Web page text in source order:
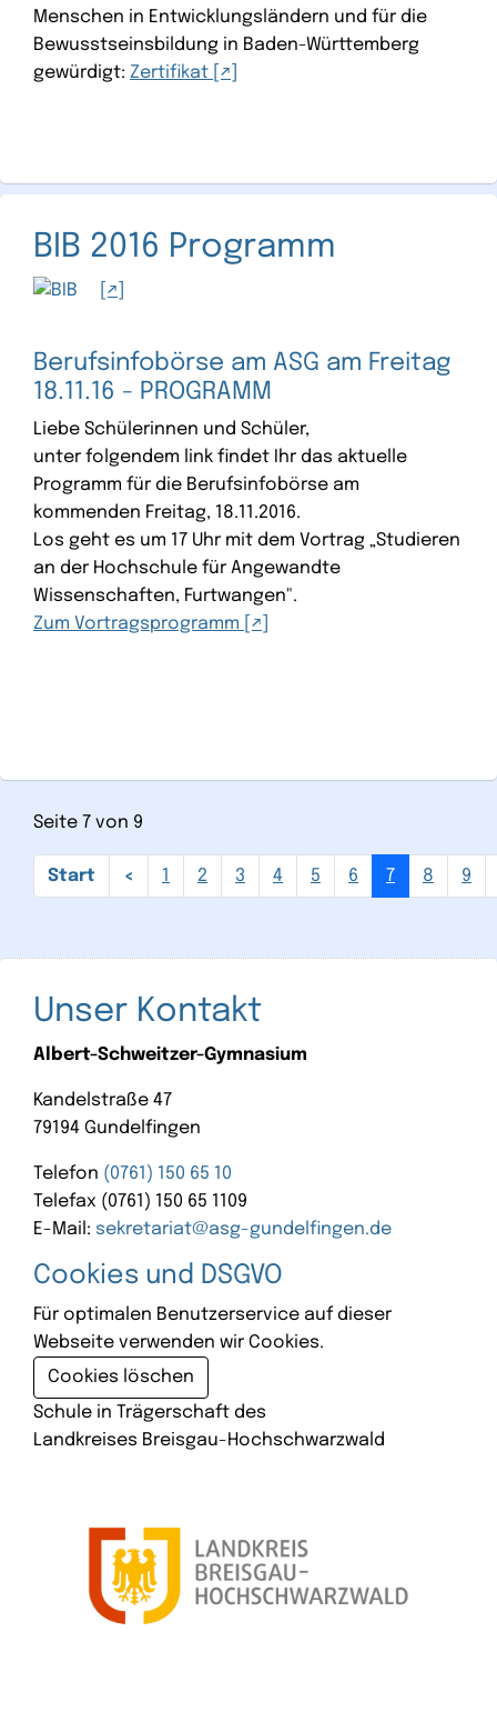
Menschen in Entwicklungsländern und für die
Bewusstseinsbildung in Baden-Württemberg
gewürdigt: Zertifikat
BIB 2016 Programm
Berufsinfobörse am ASG am Freitag
18.11.16 - PROGRAMM
Liebe Schülerinnen und Schüler,
unter folgendem link findet Ihr das aktuelle
Programm für die Berufsinfobörse am
kommenden Freitag, 18.11.2016.
Los geht es um 17 Uhr mit dem Vortrag „Studieren
an der Hochschule für Angewandte
Wissenschaften, Furtwangen".
Zum Vortragsprogramm
Seite 7 von 9
1 2 3 4 5 6 7 8 9
Unser Kontakt
Albert-Schweitzer-Gymnasium
Kandelstraße 47
79194 Gundelfingen
Telefon (0761) 150 65 10
Telefax (0761) 150 65 1109
E-Mail: sekretariat@asg-gundelfingen.de
Cookies und DSGVO
Für optimalen Benutzerservice auf dieser
Webseite verwenden wir Cookies.
Cookies löschen
Schule in Trägerschaft des
Landkreises Breisgau-Hochschwarzwald